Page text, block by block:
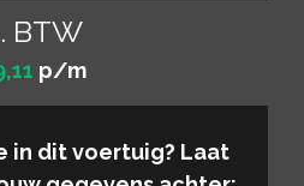
BTW
p/m
in dit voertuig? Laat